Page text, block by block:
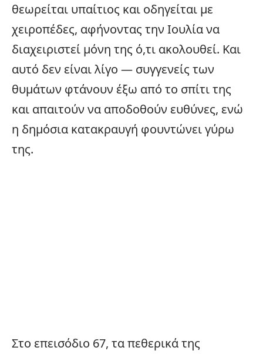
θεωρείται υπαίτιος και οδηγείται με
χειροπέδες, αφήνοντας την Ιουλία να
διαχειριστεί μόνη της ό,τι ακολουθεί. Και
αυτό δεν είναι λίγο — συγγενείς των
θυμάτων φτάνουν έξω από το σπίτι της
και απαιτούν να αποδοθούν ευθύνες, ενώ
η δημόσια κατακραυγή φουντώνει γύρω
της.
Στο επεισόδιο 67, τα πεθερικά της